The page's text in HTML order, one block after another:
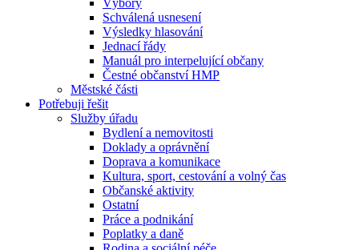
Výbory
Schválená usnesení
Výsledky hlasování
Jednací řády
Manuál pro interpelující občany
Čestné občanství HMP
Městské části
Potřebuji řešit
Služby úřadu
Bydlení a nemovitosti
Doklady a oprávnění
Doprava a komunikace
Kultura, sport, cestování a volný čas
Občanské aktivity
Ostatní
Práce a podnikání
Poplatky a daně